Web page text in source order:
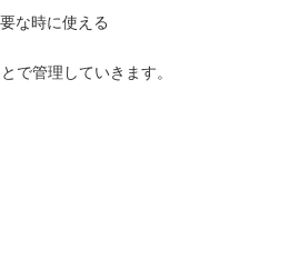
な時に使える
で管理していきます。